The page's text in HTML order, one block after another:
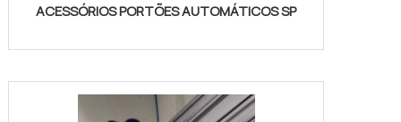
ACESSÓRIOS PORTÕES AUTOMÁTICOS SP